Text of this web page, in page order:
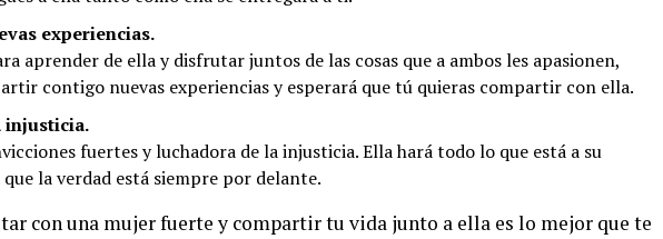
experiencias.
aprender de ella y disfrutar juntos de las cosas que a ambos les apasionen,
contigo nuevas experiencias y esperará que tú quieras compartir con ella.
injusticia.
fuertes y luchadora de la injusticia. Ella hará todo lo que está a su
la verdad está siempre por delante.
con una mujer fuerte y compartir tu vida junto a ella es lo mejor que te